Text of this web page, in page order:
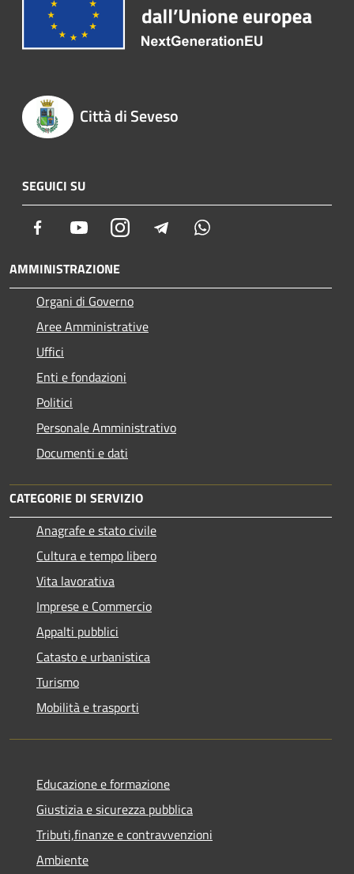
Città di Seveso
SEGUICI SU
Facebook YoutubeInstagram Telegram
AMMINISTRAZIONE
Organi di Governo
Aree Amministrative
Uffici
Enti e fondazioni
Politici
Personale Amministrativo
Documenti e dati
CATEGORIE DI SERVIZIO
Anagrafe e stato civile
Cultura e tempo libero
Vita lavorativa
Imprese e Commercio
Appalti pubblici
Catasto e urbanistica
Turismo
Mobilità e trasporti
Educazione e formazione
Giustizia e sicurezza pubblica
Tributi,finanze e contravvenzioni
Ambiente